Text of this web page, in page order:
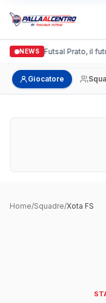
NEWS
Italgronda Futsal Prato, il
Giocatore
Home/Squadre/Xota FS